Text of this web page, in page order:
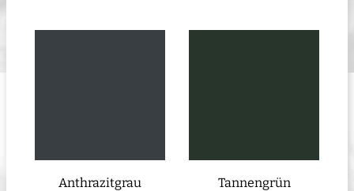
Anthrazitgrau Tannengrün